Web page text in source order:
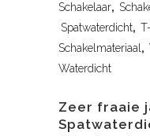
Schakelaar,
Spatwaterdicht,
Schakelmateriaal,
Waterdicht
Zeer fraaie